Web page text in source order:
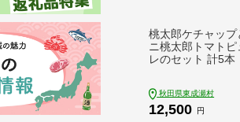
桃太郎ケチャップ
ニ桃太郎トマトピ
レのセット 計5本
秋田県東成瀬村
12,500 円